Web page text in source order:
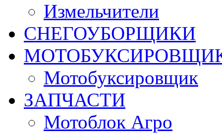
Измельчители
СНЕГОУБОРЩИКИ
Мотобуксировщик
ЗАПЧАСТИ
Мотоблок Агро